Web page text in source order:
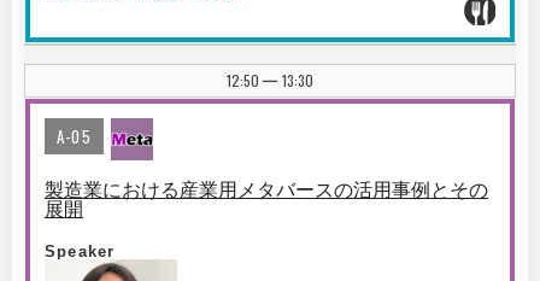
12:50 | 13:30
A-05
製造業における産業用メタバースの活用事例とその
展開
Speaker